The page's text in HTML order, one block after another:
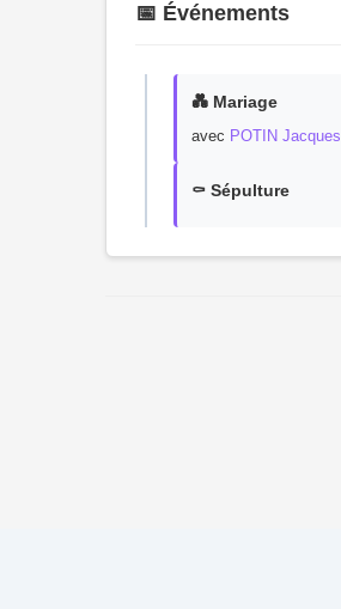
📅 Événements
💑 Mariage
avec POTIN Jacques
⚰️ Sépulture